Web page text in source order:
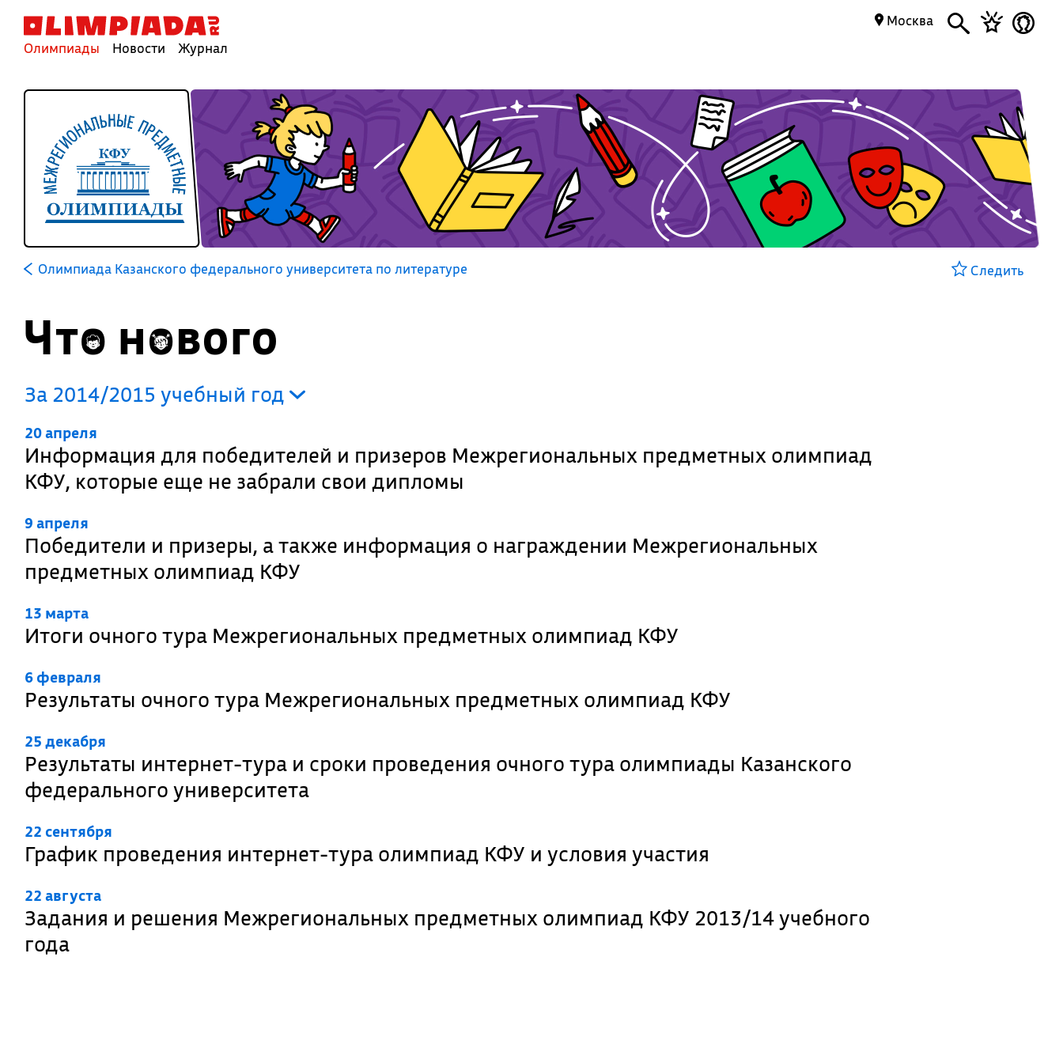
Олимпиады Новости Журнал
Москва
Олимпиада Казанского федерального университета по литературе Следить
Что нового
За 2014/2015 учебный год
20 апреля
Информация для победителей и призеров Межрегиональных предметных олимпиад
КФУ, которые еще не забрали свои дипломы
9 апреля
Победители и призеры, а также информация о награждении Межрегиональных
предметных олимпиад КФУ
13 марта
Итоги очного тура Межрегиональных предметных олимпиад КФУ
6 февраля
Результаты очного тура Межрегиональных предметных олимпиад КФУ
25 декабря
Результаты интернет-тура и сроки проведения очного тура олимпиады Казанского
федерального университета
22 сентября
График проведения интернет-тура олимпиад КФУ и условия участия
22 августа
Задания и решения Межрегиональных предметных олимпиад КФУ 2013/14 учебного
года